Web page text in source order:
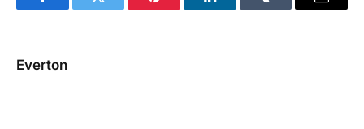
FacebookTwitter Pinterest LinkedInTumblr Email
Everton